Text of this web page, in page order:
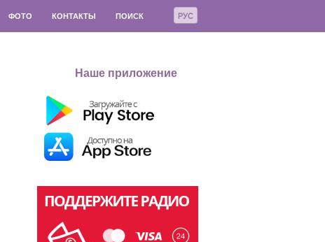
РУС
ФОТО КОНТАКТЫ ПОИСК
Наше приложение